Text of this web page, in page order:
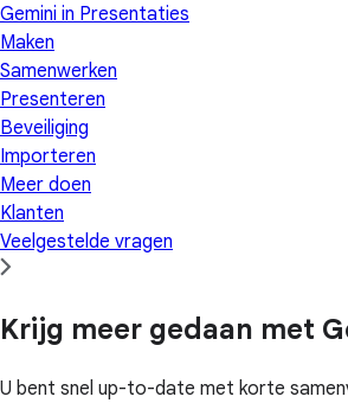
Gemini in Presentaties
Maken
Samenwerken
Presenteren
Beveiliging
Importeren
Meer doen
Klanten
Veelgestelde vragen
Krijg meer gedaan met
U bent snel up-to-date met korte